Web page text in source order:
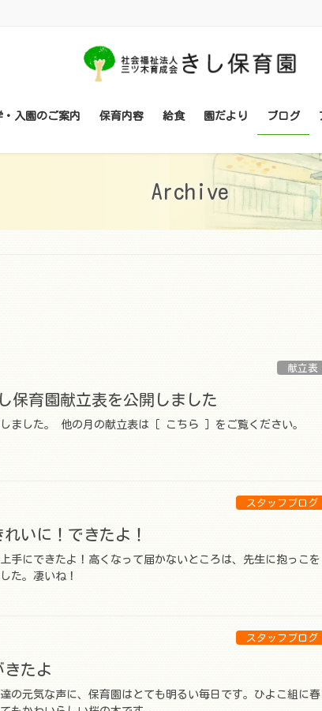
・入園のご案内 保育内容 給食 園だより ブログ
Archive
献立表
保育園献立表を公開しました
ました。 他の月の献立表は［ こちら ］をご覧ください。
スタッフブログ
いに！できたよ！
手にできたよ！高くなって届かないところは、先生に抱っこを
た。凄いね！
スタッフブログ
きたよ
の元気な声に、保育園はとても明るい毎日です。ひよこ組に春